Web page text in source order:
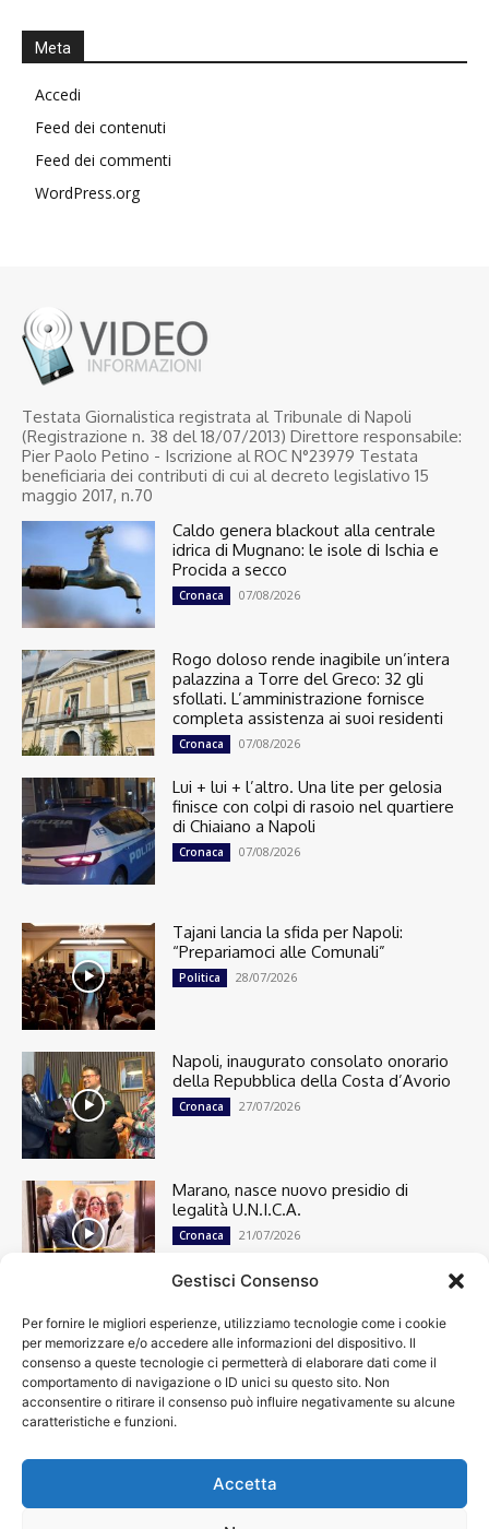
Gestisci Consenso
Per fornire le migliori esperienze, utilizziamo tecnologie come i cookie
per memorizzare e/o accedere alle informazioni del dispositivo. Il
consenso a queste tecnologie ci permetterà di elaborare dati come il
comportamento di navigazione o ID unici su questo sito. Non
acconsentire o ritirare il consenso può influire negativamente su alcune
caratteristiche e funzioni.
Accetta
Meta
Accedi
Feed dei contenuti
Feed dei commenti
WordPress.org
Testata Giornalistica registrata al Tribunale di Napoli
(Registrazione n. 38 del 18/07/2013) Direttore responsabile:
Pier Paolo Petino - Iscrizione al ROC N°23979 Testata
beneficiaria dei contributi di cui al decreto legislativo 15
maggio 2017, n.70
Caldo genera blackout alla centrale
idrica di Mugnano: le isole di Ischia e
Procida a secco
Cronaca 07/08/2026
Rogo doloso rende inagibile un’intera
palazzina a Torre del Greco: 32 gli
sfollati. L’amministrazione fornisce
completa assistenza ai suoi residenti
Cronaca 07/08/2026
Lui + lui + l’altro. Una lite per gelosia
finisce con colpi di rasoio nel quartiere
di Chiaiano a Napoli
Cronaca 07/08/2026
Tajani lancia la sfida per Napoli:
“Prepariamoci alle Comunali”
Politica 28/07/2026
Napoli, inaugurato consolato onorario
della Repubblica della Costa d’Avorio
Cronaca 27/07/2026
Marano, nasce nuovo presidio di
legalità U.N.I.C.A.
Cronaca 21/07/2026
Cronaca
13498
Attualità
7303
top
News
4209
Cultura